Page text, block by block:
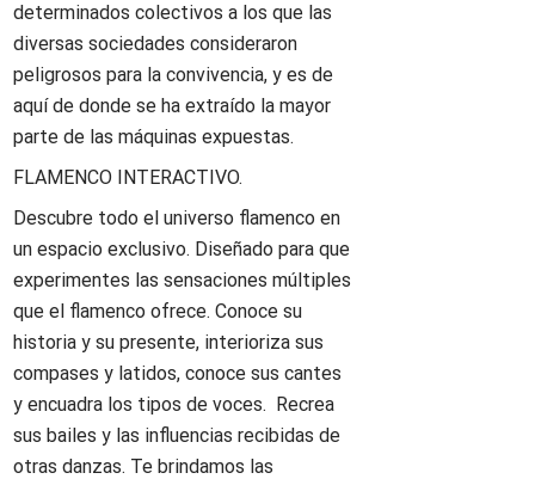
determinados colectivos a los que las
diversas sociedades consideraron
peligrosos para la convivencia, y es de
aquí de donde se ha extraído la mayor
parte de las máquinas expuestas.
FLAMENCO INTERACTIVO.
Descubre todo el universo flamenco en
un espacio exclusivo. Diseñado para que
experimentes las sensaciones múltiples
que el flamenco ofrece. Conoce su
historia y su presente, interioriza sus
compases y latidos, conoce sus cantes
y encuadra los tipos de voces. Recrea
sus bailes y las influencias recibidas de
otras danzas. Te brindamos las